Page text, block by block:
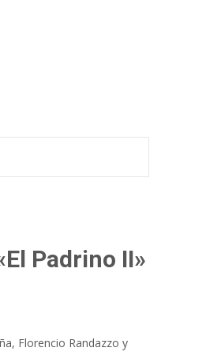
Padrino II»
Florencio Randazzo y